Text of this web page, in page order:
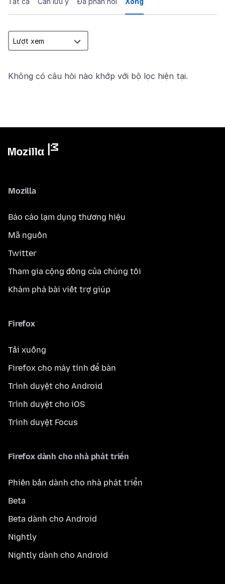
Không có câu hỏi nào khớp với bộ lọc hiện tại.
Mozilla
Báo cáo lạm dụng thương hiệu
Mã nguồn
Twitter
Tham gia cộng đồng của chúng tôi
Khám phá bài viết trợ giúp
Firefox
Tải xuống
Firefox cho máy tính để bàn
Trình duyệt cho Android
Trình duyệt cho iOS
Trình duyệt Focus
Firefox dành cho nhà phát triển
Phiên bản dành cho nhà phát triển
Beta
Beta dành cho Android
Nightly
Nightly dành cho Android